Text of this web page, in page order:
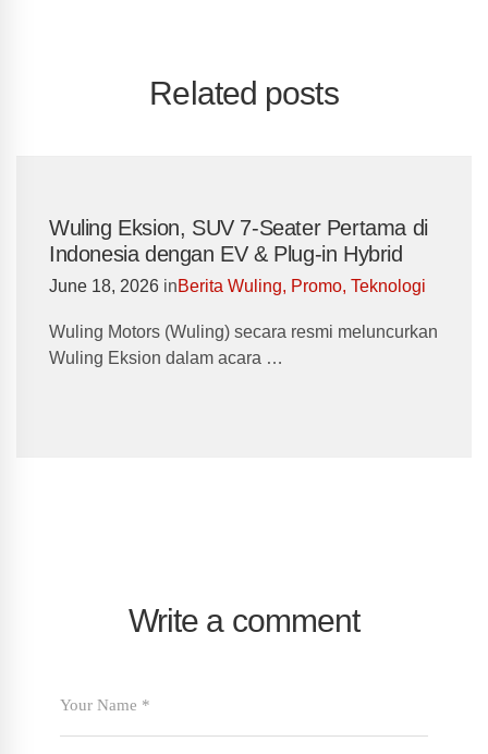
Related posts
Wuling Eksion, SUV 7-Seater Pertama di
Indonesia dengan EV & Plug-in Hybrid
June 18, 2026 inBerita Wuling, Promo, Teknologi
Wuling Motors (Wuling) secara resmi meluncurkan
Wuling Eksion dalam acara …
Write a comment